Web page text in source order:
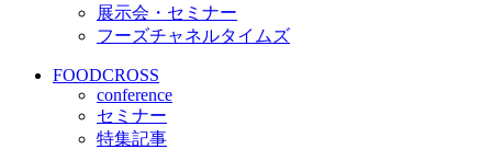
展示会・セミナー
フーズチャネルタイムズ
FOODCROSS
conference
セミナー
特集記事